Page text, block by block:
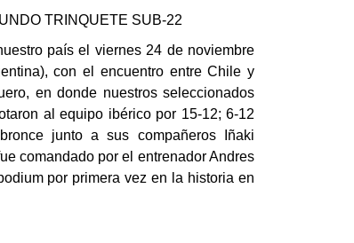
TRINQUETE SUB-22
país el viernes 24 de noviembre
con el encuentro entre Chile y
en donde nuestros seleccionados
al equipo ibérico por 15-12; 6-12
junto a sus compañeros Iñaki
comandado por el entrenador Andres
por primera vez en la historia en